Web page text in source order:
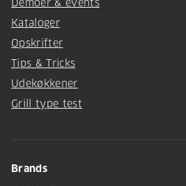
Demoer & events
Kataloger
Opskrifter
Tips & Tricks
Udekøkkener
Grill type test
Brands